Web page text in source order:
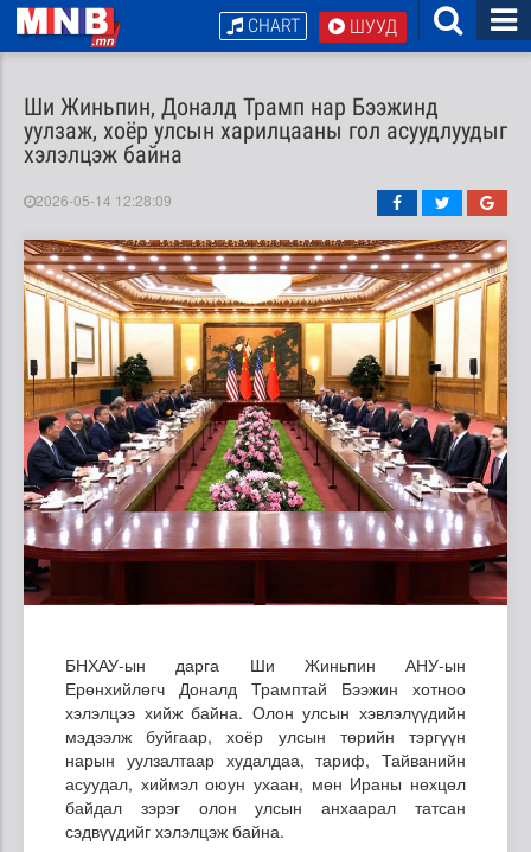
ШУУД
CHART
Ши Жиньпин, Доналд Трамп нар Бээжинд
уулзаж, хоёр улсын харилцааны гол асуудлуудыг
хэлэлцэж байна
2026-05-14 12:28:09
БНХАУ-ын дарга Ши Жиньпин АНУ-ын
Ерөнхийлөгч Доналд Трамптай Бээжин хотноо
хэлэлцээ хийж байна. Олон улсын хэвлэлүүдийн
мэдээлж буйгаар, хоёр улсын төрийн тэргүүн
нарын уулзалтаар худалдаа, тариф, Тайванийн
асуудал, хиймэл оюун ухаан, мөн Ираны нөхцөл
байдал зэрэг олон улсын анхаарал татсан
сэдвүүдийг хэлэлцэж байна.